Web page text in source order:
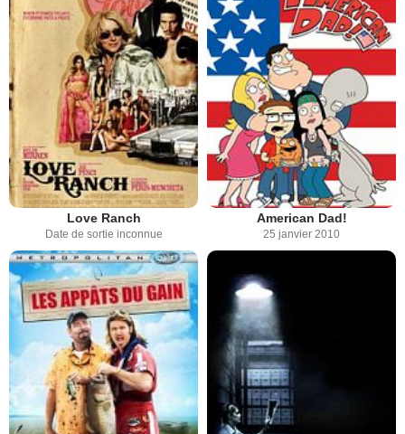
Love Ranch
Date de sortie inconnue
American Dad!
25 janvier 2010